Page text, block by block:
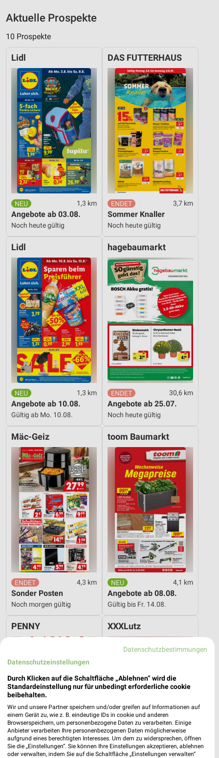
Aktuelle Prospekte
10 Prospekte
Lidl
1,3 km
Angebote ab 03.08.
Noch heute gültig
DAS FUTTERHAUS
3,7 km
Sommer Knaller
Noch heute gültig
Lidl
1,3 km
Angebote ab 10.08.
Gültig ab Mo. 10.08.
hagebaumarkt
30,6 km
Angebote ab 25.07.
Noch heute gültig
Mäc-Geiz
4,3 km
Sonder Posten
Noch morgen gültig
toom Baumarkt
4,1 km
Angebote ab 08.08.
Gültig bis Fr. 14.08.
PENNY XXXLutz
Datenschutzbestimmungen
Datenschutzeinstellungen
Durch Klicken auf die Schaltfläche „Ablehnen“ wird die
Standardeinstellung nur für unbedingt erforderliche cookie
beibehalten.
Wir und unsere Partner speichern und/oder greifen auf Informationen auf
einem Gerät zu, wie z. B. eindeutige IDs in cookie und anderen
Browserspeichern, um personenbezogene Daten zu verarbeiten. Einige
Anbieter verarbeiten Ihre personenbezogenen Daten möglicherweise
aufgrund eines berechtigten Interesses. Um dem zu widersprechen, öffnen
Sie die „Einstellungen“. Sie können Ihre Einstellungen akzeptieren, ablehnen
oder verwalten, indem Sie auf die Schaltfläche „Einstellungen verwalten“